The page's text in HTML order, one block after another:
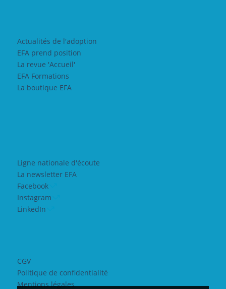
Actualités de l'adoption
EFA prend position
La revue 'Accueil'
EFA Formations
La boutique EFA
Ligne nationale d'écoute
La newsletter EFA
Facebook
Instagram
LinkedIn
CGV
Politique de confidentialité
Mentions légales